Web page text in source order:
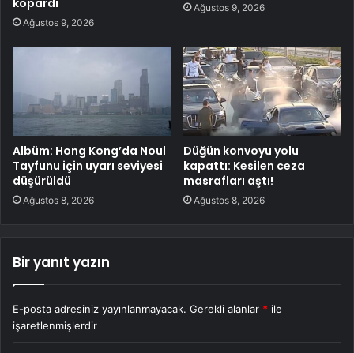
kopardı
Ağustos 9, 2026
Ağustos 9, 2026
Albüm: Hong Kong’da Noul
Tayfunu için uyarı seviyesi
düşürüldü
Ağustos 8, 2026
Düğün konvoyu yolu
kapattı: Kesilen ceza
masrafları aştı!
Ağustos 8, 2026
Bir yanıt yazın
E-posta adresiniz yayınlanmayacak. Gerekli alanlar * ile
işaretlenmişlerdir